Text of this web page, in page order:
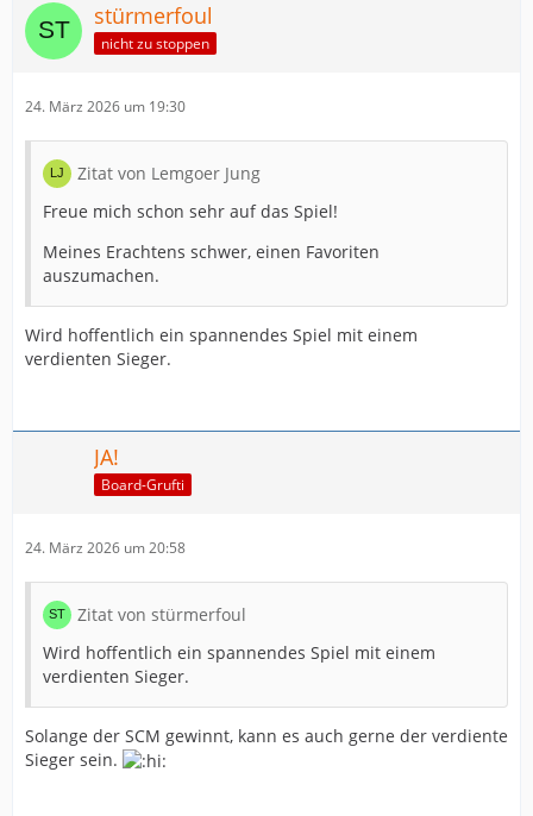
stürmerfoul
nicht zu stoppen
24. März 2026 um 19:30
Zitat von Lemgoer Jung
Freue mich schon sehr auf das Spiel!
Meines Erachtens schwer, einen Favoriten
auszumachen.
Wird hoffentlich ein spannendes Spiel mit einem
verdienten Sieger.
JA!
Board-Grufti
24. März 2026 um 20:58
Zitat von stürmerfoul
Wird hoffentlich ein spannendes Spiel mit einem
verdienten Sieger.
Solange der SCM gewinnt, kann es auch gerne der verdiente
Sieger sein.